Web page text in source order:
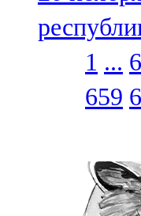
1 ...
659